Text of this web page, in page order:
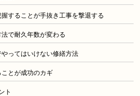
することが手抜き工事を撃退する
で耐久年数が変わる
ってはいけない修繕方法
とが成功のカギ
ト